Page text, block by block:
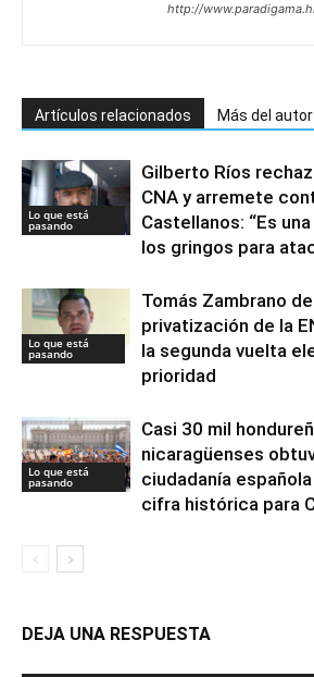
http://
Artículos relacionados Más del autor
Lo que está
pasando
Gilberto Ríos
CNA y arremete
Castellanos: “Es
los gringos para
Lo que está
pasando
Tomás Zambrano
privatización de la
la segunda vuelta
prioridad
Lo que está
pasando
Casi 30 mil
nicaragüenses
ciudadanía
cifra histórica para
DEJA UNA RESPUESTA